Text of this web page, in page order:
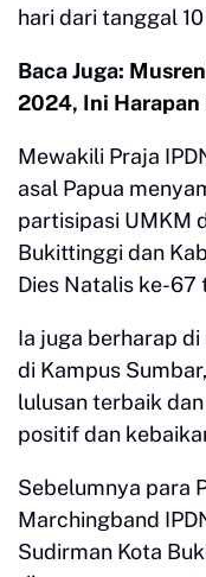
hari dari tanggal
Baca Juga:
2024, Ini Harapan
Mewakili Praja
asal Papua
partisipasi UMKM
Bukittinggi dan
Dies Natalis ke-67
Ia juga berharap di
di Kampus
lulusan terbaik
positif dan
Sebelumnya para
Marchingband
Sudirman Kota